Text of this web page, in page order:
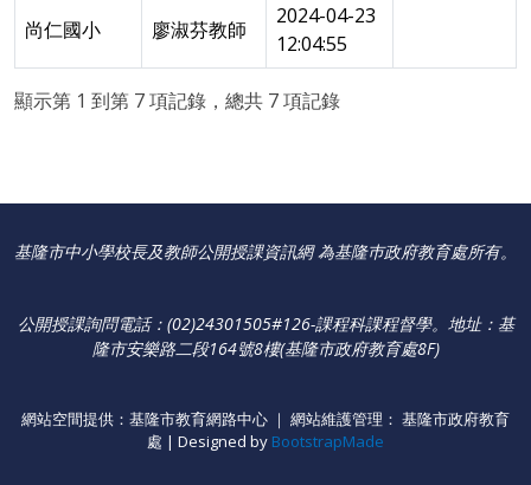
尚仁國小 廖淑芬教師
2024-04-23
12:04:55
顯示第 1 到第 7 項記錄，總共 7 項記錄
基隆市中小學校長及教師公開授課資訊網 為基隆巿政府教育處所有。
公開授課詢問電話：(02)24301505#126-課程科課程督學。 地址：基
隆市安樂路二段164號8樓(基隆市政府教育處8F)
網站空間提供：基隆市教育網路中心 ｜ 網站維護管理： 基隆市政府教育
處 | Designed by BootstrapMade